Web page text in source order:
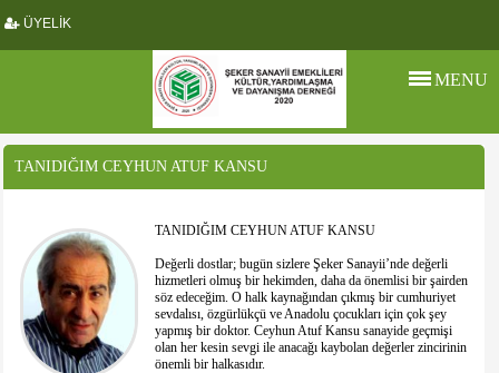
ÜYELİK
MENU
TANIDIĞIM CEYHUN ATUF KANSU
TANIDIĞIM CEYHUN ATUF KANSU
Değerli dostlar; bugün sizlere Şeker Sanayii’nde değerli
hizmetleri olmuş bir hekimden, daha da önemlisi bir şairden
söz edeceğim. O halk kaynağından çıkmış bir cumhuriyet
sevdalısı, özgürlükçü ve Anadolu çocukları için çok şey
yapmış bir doktor. Ceyhun Atuf Kansu sanayide geçmişi
olan her kesin sevgi ile anacağı kaybolan değerler zincirinin
önemli bir halkasıdır.